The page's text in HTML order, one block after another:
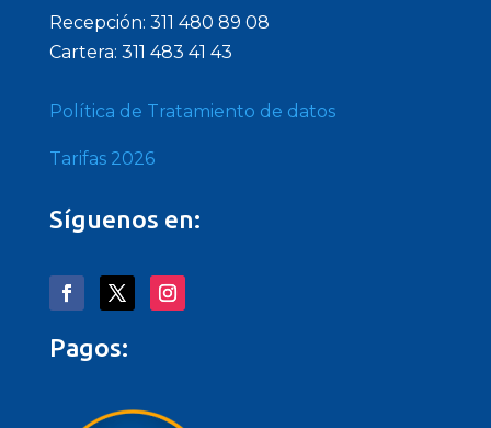
Recepción: 311 480 89 08
Cartera: 311 483 41 43
Política de Tratamiento de datos
Tarifas 2026
Síguenos en:
Pagos: